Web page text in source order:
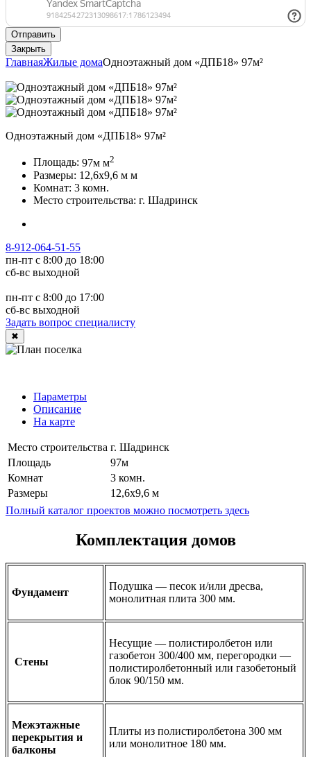
Отправить
Закрыть
ГлавнаяЖилые домаОдноэтажный дом «ДПБ18» 97м²
Одноэтажный дом «ДПБ18» 97м²
Площадь: 97м м2
Размеры: 12,6х9,6 м м
Комнат: 3 комн.
Место строительства: г. Шадринск
8-912-064-51-55
пн-пт с 8:00 до 18:00
сб-вс выходной
пн-пт с 8:00 до 17:00
сб-вс выходной
Задать вопрос специалисту
✖
Параметры
Описание
На карте
Место строительства г. Шадринск
Площадь
97м
Комнат
3 комн.
Размеры
12,6х9,6 м
Полный каталог проектов можно посмотреть здесь
Комплектация домов
Фундамент
Подушка — песок и/или дресва,
монолитная плита 300 мм.
Стены
Несущие — полистиролбетон или
газобетон 300/400 мм, перегородки —
полистиролбетонный или газобетоный
блок 90/150 мм.
Межэтажные
перекрытия и
балконы
Плиты из полистиролбетона 300 мм
или монолитное 180 мм.